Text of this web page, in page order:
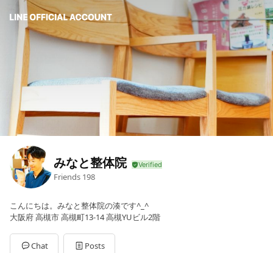
みなと整体院
Friends 198
こんにちは。みなと整体院の湊です^_^
大阪府 高槻市 高槻町13-14 高槻YUビル2階
Chat Posts